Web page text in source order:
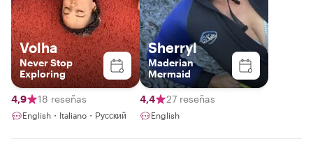
Volha
Never Stop
Exploring
4,9 18 reseñas
English・Italiano・Русский
Sherryl
Maderian
Mermaid
4,4 27 reseñas
English